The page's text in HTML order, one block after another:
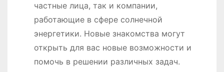
частные лица, так и компании,
работающие в сфере солнечной
энергетики. Новые знакомства могут
открыть для вас новые возможности и
помочь в решении различных задач.